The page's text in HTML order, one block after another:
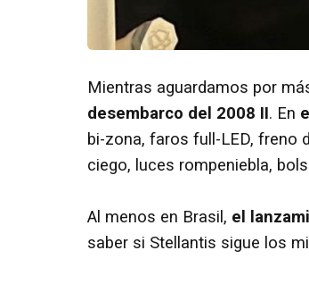
Mientras aguardamos por
desembarco del 2008 II. En
bi-zona, faros full-LED, freno
ciego, luces rompeniebla,
Al menos en Brasil, el
saber si Stellantis sigue los